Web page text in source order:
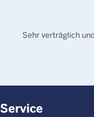
Sehr verträglich
Service